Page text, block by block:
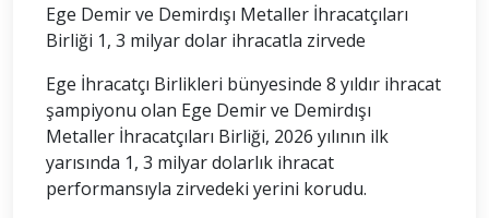
Ege Demir ve Demirdışı Metaller İhracatçıları
Birliği 1, 3 milyar dolar ihracatla zirvede
Ege İhracatçı Birlikleri bünyesinde 8 yıldır ihracat
şampiyonu olan Ege Demir ve Demirdışı
Metaller İhracatçıları Birliği, 2026 yılının ilk
yarısında 1, 3 milyar dolarlık ihracat
performansıyla zirvedeki yerini korudu.